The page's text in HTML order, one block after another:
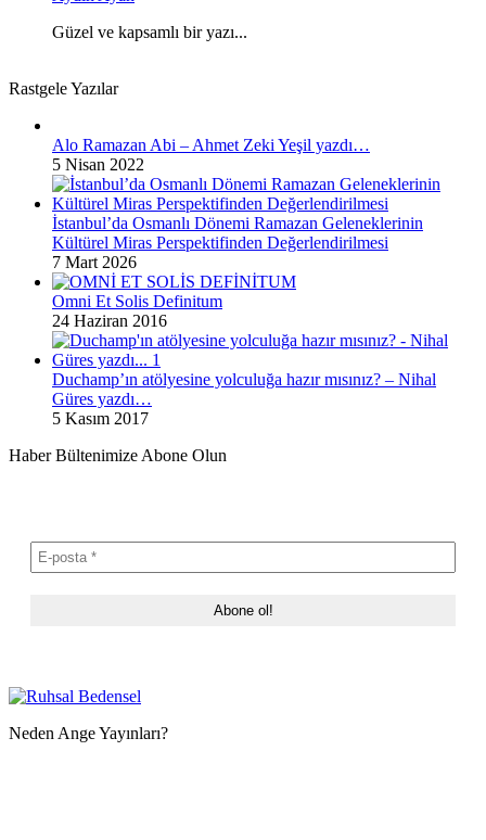
Güzel ve kapsamlı bir yazı...
Rastgele Yazılar
Alo Ramazan Abi – Ahmet Zeki Yeşil yazdı…
5 Nisan 2022
İstanbul’da Osmanlı Dönemi Ramazan Geleneklerinin
Kültürel Miras Perspektifinden Değerlendirilmesi
7 Mart 2026
Omni Et Solis Definitum
24 Haziran 2016
Duchamp’ın atölyesine yolculuğa hazır mısınız? – Nihal
Güres yazdı…
5 Kasım 2017
Haber Bültenimize Abone Olun
Neden Ange Yayınları?